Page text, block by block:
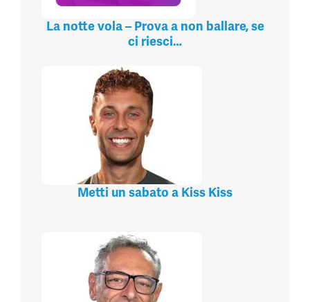
La notte vola – Prova a non ballare, se
ci riesci…
Metti un sabato a Kiss Kiss